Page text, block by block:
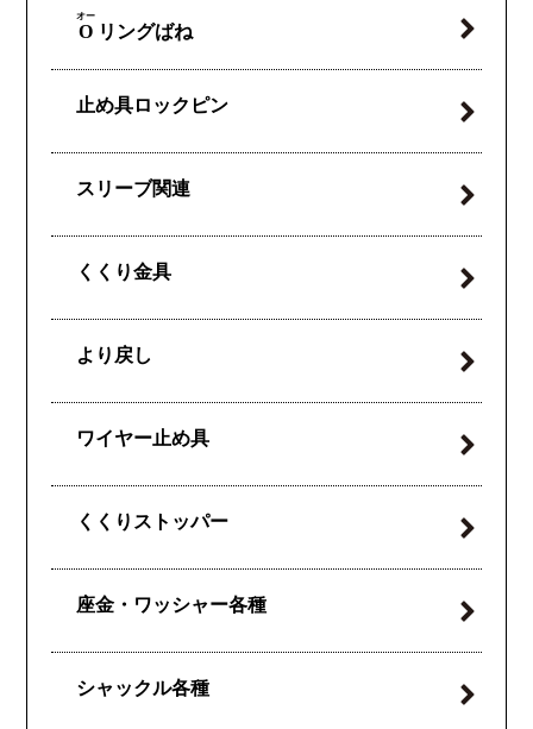
O
オー
リングばね
止め具ロックピン
スリーブ関連
くくり金具
より戻し
ワイヤー止め具
くくりストッパー
座金・ワッシャー各種
シャックル各種